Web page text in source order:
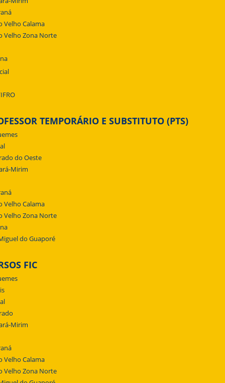
Velho Calama
Velho Zona Norte
TEMPORÁRIO E SUBSTITUTO (PTS)
do Oeste
Mirim
Velho Calama
Velho Zona Norte
do Guaporé
FIC
Mirim
Velho Calama
Velho Zona Norte